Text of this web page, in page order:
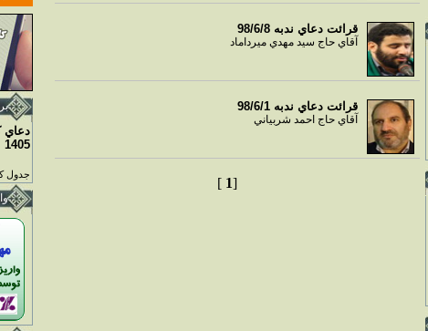
قرائت دعاي ندبه 98/6/8
آقاي حاج سيد مهدي ميرداماد
قرائت دعاي ندبه 98/6/1
آقاي حاج احمد شربياني
[
1
]
دعاي
1405
جدول